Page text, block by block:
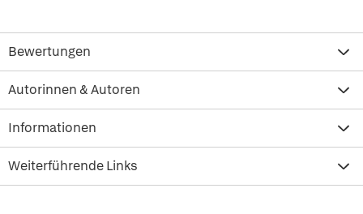
Bewertungen
Autorinnen & Autoren
Informationen
Weiterführende Links